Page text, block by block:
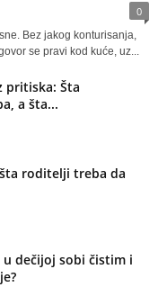
0
Bez jakog konturisanja,
se pravi kod kuće, uz...
pritiska: Šta
a šta...
roditelji treba da
dečijoj sobi čistim i